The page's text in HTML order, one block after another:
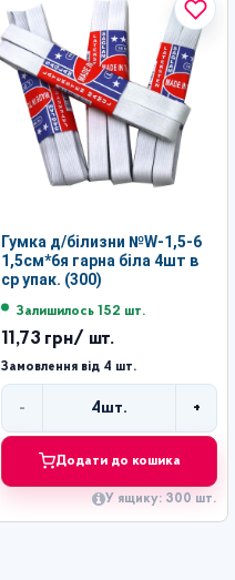
Гумка д/білизни №W-1,5-6
1,5см*6я гарна біла 4шт в
ср упак. (300)
Залишилось 152 шт.
11,73 грн/ шт.
Замовлення від 4 шт.
- 4шт. +
Додати до кошика
У ящику: 300 шт.